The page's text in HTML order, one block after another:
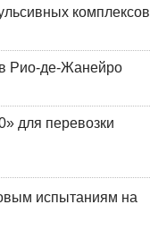
комплексов
в Рио-де-Жанейро
для перевозки
испытаниям на